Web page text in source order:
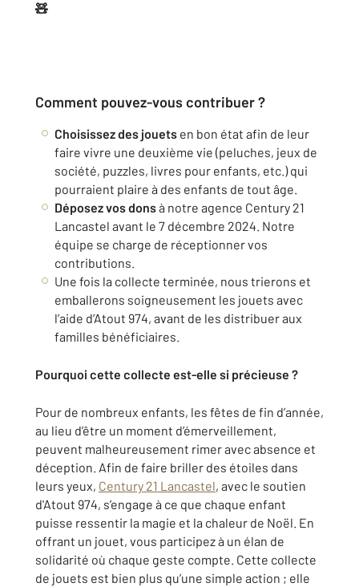
Comment pouvez-vous contribuer ?
Choisissez des jouets en bon état afin de leur
faire vivre une deuxième vie (peluches, jeux de
société, puzzles, livres pour enfants, etc.) qui
pourraient plaire à des enfants de tout âge.
Déposez vos donsà notre agence Century 21
Lancastel avant le 7 décembre 2024. Notre
équipe se charge de réceptionner vos
contributions.
Une fois la collecte terminée, nous trierons et
emballerons soigneusement les jouets avec
l’aide d’Atout 974, avant de les distribuer aux
familles bénéficiaires.
Pourquoi cette collecte est-elle si précieuse ?
Pour de nombreux enfants, les fêtes de fin d’année,
au lieu d’être un moment d’émerveillement,
peuvent malheureusement rimer avec absence et
déception. Afin de faire briller des étoiles dans
leurs yeux, Century 21 Lancastel, avec le soutien
d'Atout 974, s’engage à ce que chaque enfant
puisse ressentir la magie et la chaleur de Noël. En
offrant un jouet, vous participez à un élan de
solidarité où chaque geste compte. Cette collecte
de jouets est bien plus qu’une simple action ; elle